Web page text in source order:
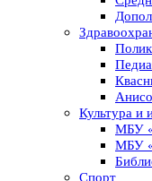
Культура и
МБУ
МБУ
Спорт